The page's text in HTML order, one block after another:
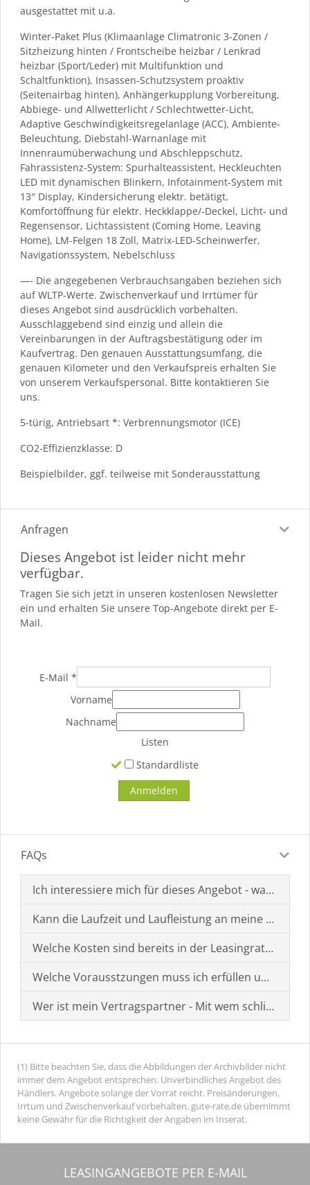
ausgestattet mit u.a.
Winter-Paket Plus (Klimaanlage Climatronic 3-Zonen /
Sitzheizung hinten / Frontscheibe heizbar / Lenkrad
heizbar (Sport/Leder) mit Multifunktion und
Schaltfunktion), Insassen-Schutzsystem proaktiv
(Seitenairbag hinten), Anhängerkupplung Vorbereitung,
Abbiege- und Allwetterlicht / Schlechtwetter-Licht,
Adaptive Geschwindigkeitsregelanlage (ACC), Ambiente-
Beleuchtung, Diebstahl-Warnanlage mit
Innenraumüberwachung und Abschleppschutz,
Fahrassistenz-System: Spurhalteassistent, Heckleuchten
LED mit dynamischen Blinkern, Infotainment-System mit
13″ Display, Kindersicherung elektr. betätigt,
Komfortöffnung für elektr. Heckklappe/-Deckel, Licht- und
Regensensor, Lichtassistent (Coming Home, Leaving
Home), LM-Felgen 18 Zoll, Matrix-LED-Scheinwerfer,
Navigationssystem, Nebelschluss
—- Die angegebenen Verbrauchsangaben beziehen sich
auf WLTP-Werte. Zwischenverkauf und Irrtümer für
dieses Angebot sind ausdrücklich vorbehalten.
Ausschlaggebend sind einzig und allein die
Vereinbarungen in der Auftragsbestätigung oder im
Kaufvertrag. Den genauen Ausstattungsumfang, die
genauen Kilometer und den Verkaufspreis erhalten Sie
von unserem Verkaufspersonal. Bitte kontaktieren Sie
uns.
5-türig, Antriebsart *: Verbrennungsmotor (ICE)
CO2-Effizienzklasse: D
Beispielbilder, ggf. teilweise mit Sonderausstattung
Anfragen
Dieses Angebot ist leider nicht mehr
verfügbar.
Tragen Sie sich jetzt in unseren kostenlosen Newsletter
ein und erhalten Sie unsere Top-Angebote direkt per E-
Mail.
E-Mail *
Vorname
Nachname
Listen
Standardliste
FAQs
Ich interessiere mich für dieses Angebot - was muss
Kann die Laufzeit und Laufleistung an meine
Welche Kosten sind bereits in der Leasingrate
Welche Vorausstzungen muss ich erfüllen um einen
Wer ist mein Vertragspartner - Mit wem schließe ich
(1) Bitte beachten Sie, dass die Abbildungen der Archivbilder nicht
immer dem Angebot entsprechen. Unverbindliches Angebot des
Händlers. Angebote solange der Vorrat reicht. Preisänderungen,
Irrtum und Zwischenverkauf vorbehalten. gute-rate.de übernimmt
keine Gewähr für die Richtigkeit der Angaben im Inserat.
LEASINGANGEBOTE PER E-MAIL